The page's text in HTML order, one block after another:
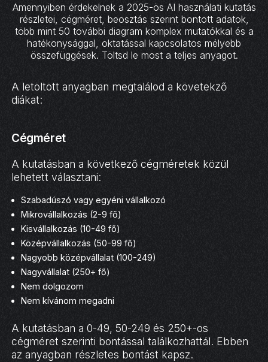
Amennyiben érdekelnek a 2025-ös AI használati kutatás
részletei, cégméret, beosztás szerint bontott adatok,
több mint 50 további diagram komplex mutatókkal és a
hatékonysággal, oktatással kapcsolatos mélyebb
összefüggések. Töltsd le most a teljes anyagot.
A letöltött anyagban megtalálod a követekző
diákat:
Cégméret
A kutatásban a következő cégméretek közül
lehetett választani:
Szabadúszó vagy egyéni vállalkozó
Mikrovállalkozás (2-9 fő)
Kisvállalkozás (10-49 fő)
Középvállalkozás (50-99 fő)
Nagyobb középvállalat (100-249)
Nagyvállalat (250+ fő)
Nem dolgozom
Nem kívánom megadni
A kutatásban a 0-49, 50-249 és 250+-os
cégméret szerinti bontással találkozhattál. Ebben
az anyagban részletes bontást kapsz.